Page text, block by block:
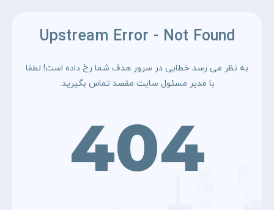
Upstream Error - Not Found
به نظر می رسد خطایی در سرور هدف شما رخ داده است! لطفا
با مدیر مسئول سایت مقصد تماس بگیرید.
404